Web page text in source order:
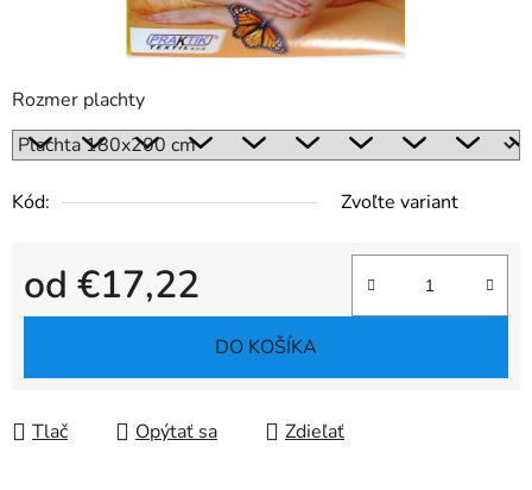
Rozmer plachty
Kód: Zvoľte variant
od €17,22
Jednotková cena:
DO KOŠÍKA
Tlač Opýtať sa Zdieľať